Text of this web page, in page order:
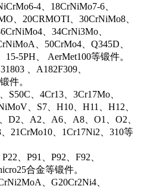
4、18CrNiMo7-6、
、20CRMOTI、30CrNiMo8、
、34CrNi3Mo、
、50CrMo4、Q345D、
5PH、 AerMet100等锻件。
、A182F309、
件。
S50C、4Cr13、3Cr17Mo、
、S7、H10、H11、H12、
D2、A2、A6、A8、O1、O2、
21CrMo10、1Cr17Ni2、310等
、P91、P92、F92、
合金等锻件。
、G20Cr2Ni4、